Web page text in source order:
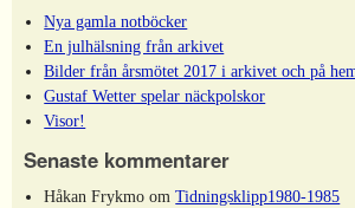
Nya gamla notböcker
En julhälsning från arkivet
Bilder från årsmötet 2017 i arkivet och på
Gustaf Wetter spelar näckpolskor
Visor!
Senaste kommentarer
Håkan Frykmo omTidningsklipp1980-1985